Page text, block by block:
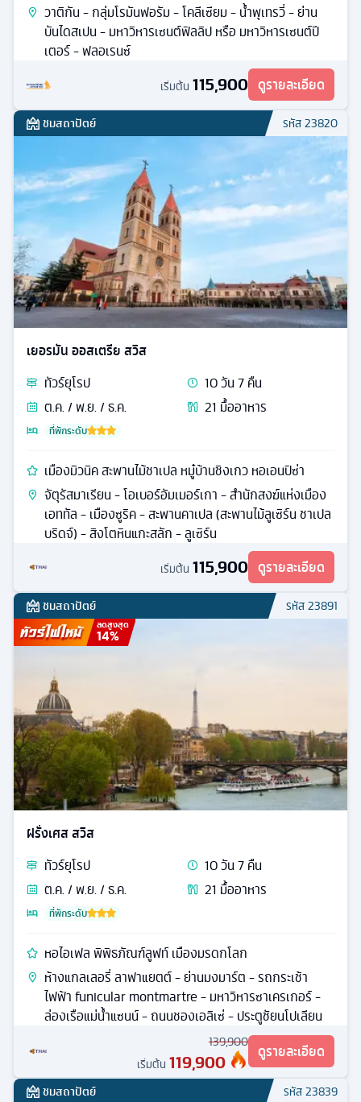
วาติกัน - กลุ่มโรมันฟอรัม - โคลีเซียม - น้ำพุเทรวี่ - ย่าน
บันไดสเปน - มหาวิหารเซนต์ฟิลลิป หรือ มหาวิหารเซนต์ปี
เตอร์ - ฟลอเรนซ์
เริ่มต้น 115,900 ดูรายละเอียด
ชมสถาปัตย์ รหัส23820
เยอรมัน ออสเตรีย สวิส
ทัวร์ยุโรป 10วัน7คืน
ต.ค. / พ.ย. / ธ.ค.
21 มื้ออาหาร
ที่พักระดับ
เมืองมิวนิค สะพานไม้ชาเปล หมู๋บ้านชิงเกว หอเอนปิซ่า
จัตุรัสมาเรียน - โอเบอร์อัมเมอร์เกา - สำนักสงฆ์แห่งเมือง
เอททัล - เมืองซูริค - สะพานคาเปล (สะพานไม้ลูเซิร์น ชาเปล
บริดจ์) - สิงโตหินแกะสลัก - ลูเซิร์น
เริ่มต้น 115,900 ดูรายละเอียด
ชมสถาปัตย์ รหัส23891
ลดสูงสุด
14%
ฝรั่งเศส สวิส
ทัวร์ยุโรป 10วัน7คืน
ต.ค. / พ.ย. / ธ.ค.
21 มื้ออาหาร
ที่พักระดับ
หอไอเฟล พิพิธภัณฑ์ลูฟท์ เมืองมรดกโลก
ห้างแกลเลอรี่ ลาฟาแยตต์ - ย่านมงมาร์ต - รถกระเช้า
ไฟฟ้า funicular montmartre - มหาวิหารซาเครเกอร์ -
ล่องเรือแม่น้ำแซนน์ - ถนนชองเอลิเซ่ - ประตูชัยนโปเลียน
139,900
เริ่มต้น 119,900 ดูรายละเอียด
ชมสถาปัตย์ รหัส23839